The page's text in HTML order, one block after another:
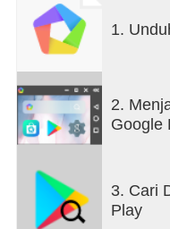
Hunter, sepercik
menggeledah sisa-
mengambil kembali
Jam terus meleleh.
belas kali dan kamu
hanya mati—kamu
PERTUARUHAN:
Aturan di ""The
1.
2.
Google
3. Cari
Play